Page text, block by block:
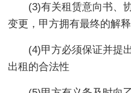
(3)有关租赁意向书、
变更，甲方拥有最终的解释
(4)甲方必须保证并提
出租的合法性